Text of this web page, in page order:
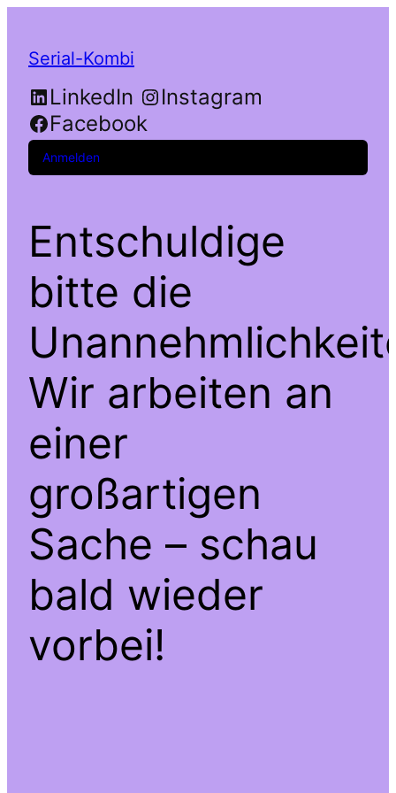
Serial-Kombi
LinkedIn
Instagram
Facebook
Anmelden
Entschuldige
bitte die
Wir arbeiten an
einer
großartigen
Sache – schau
bald wieder
vorbei!